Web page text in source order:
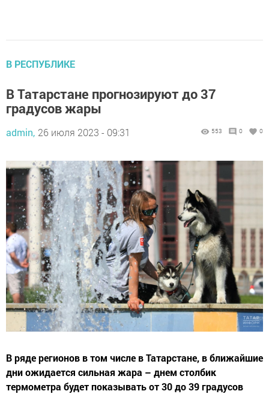
В РЕСПУБЛИКЕ
В Татарстане прогнозируют до 37
градусов жары
admin, 26 июля 2023 - 09:31 553 0 0
В ряде регионов в том числе в Татарстане, в ближайшие
дни ожидается сильная жара – днем столбик
термометра будет показывать от 30 до 39 градусов